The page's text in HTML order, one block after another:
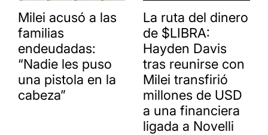
Milei acusó a las
familias
endeudadas:
“Nadie les puso
una pistola en la
cabeza”
La ruta del dinero
de $LIBRA:
Hayden Davis
tras reunirse con
Milei transfirió
millones de USD
a una financiera
ligada a Novelli